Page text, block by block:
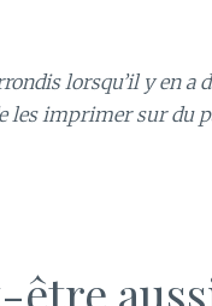
lorsqu’il y en a
les imprimer sur du
être